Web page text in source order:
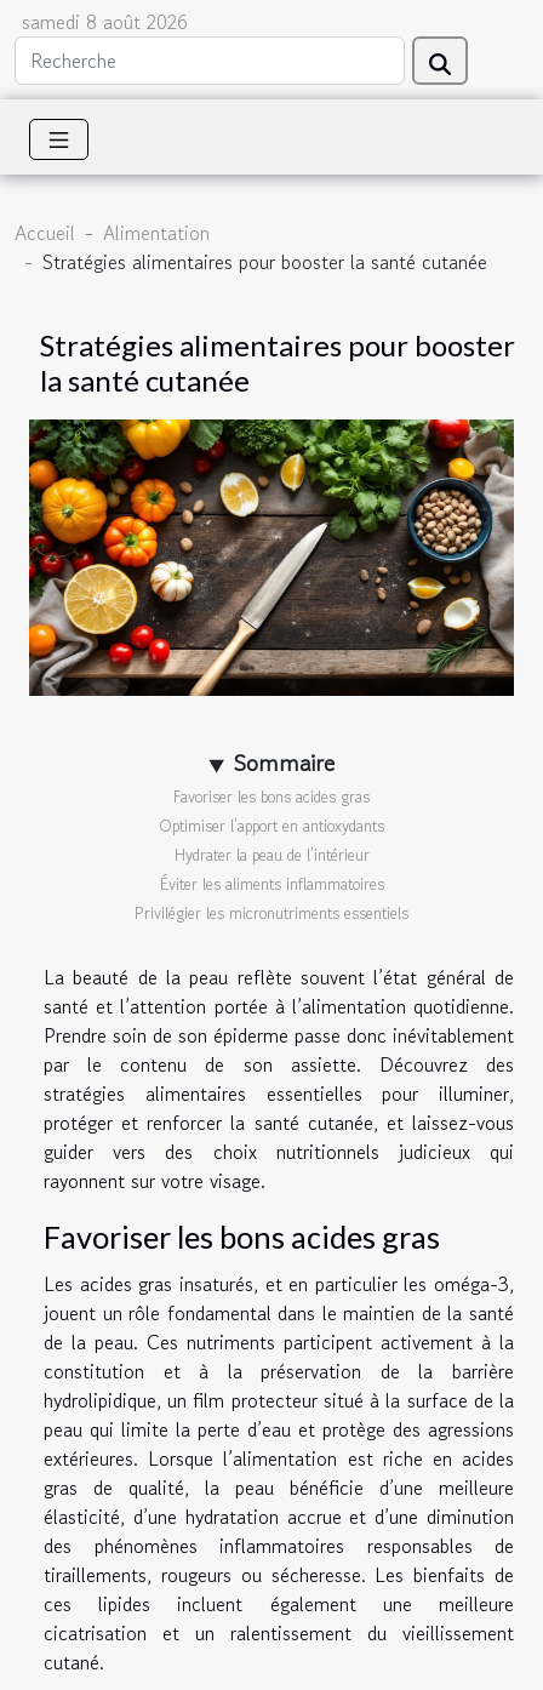
samedi 8 août 2026
Accueil
Alimentation
Stratégies alimentaires pour booster la santé cutanée
Stratégies alimentaires pour booster
la santé cutanée
Sommaire
Favoriser les bons acides gras
Optimiser l’apport en antioxydants
Hydrater la peau de l’intérieur
Éviter les aliments inflammatoires
Privilégier les micronutriments essentiels
La beauté de la peau reflète souvent l’état général de
santé et l’attention portée à l’alimentation quotidienne.
Prendre soin de son épiderme passe donc inévitablement
par le contenu de son assiette. Découvrez des
stratégies alimentaires essentielles pour illuminer,
protéger et renforcer la santé cutanée, et laissez-vous
guider vers des choix nutritionnels judicieux qui
rayonnent sur votre visage.
Favoriser les bons acides gras
Les acides gras insaturés, et en particulier les oméga-3,
jouent un rôle fondamental dans le maintien de la santé
de la peau. Ces nutriments participent activement à la
constitution et à la préservation de la barrière
hydrolipidique, un film protecteur situé à la surface de la
peau qui limite la perte d’eau et protège des agressions
extérieures. Lorsque l’alimentation est riche en acides
gras de qualité, la peau bénéficie d’une meilleure
élasticité, d’une hydratation accrue et d’une diminution
des phénomènes inflammatoires responsables de
tiraillements, rougeurs ou sécheresse. Les bienfaits de
ces lipides incluent également une meilleure
cicatrisation et un ralentissement du vieillissement
cutané.